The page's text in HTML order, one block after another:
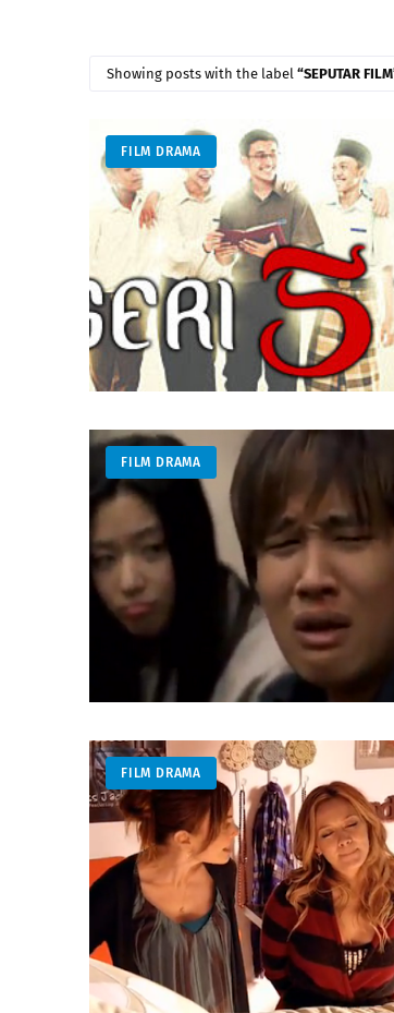
Showing posts with the label SEPUTAR FILM
FILM DRAMA
FILM DRAMA
FILM DRAMA